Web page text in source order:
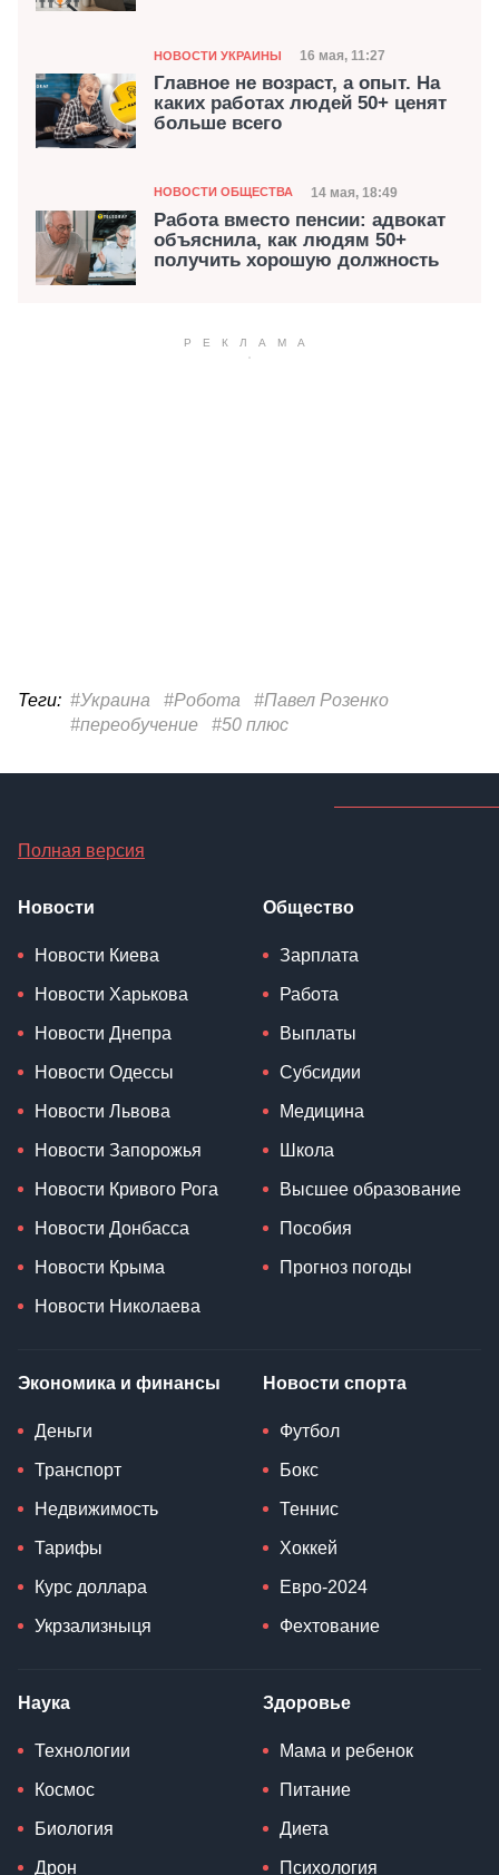
Категория
НОВОСТИ УКРАИНЫ Дата публикации
16 мая, 11:27
Главное не возраст, а опыт. На
каких работах людей 50+ ценят
больше всего
Категория
НОВОСТИ ОБЩЕСТВА Дата публикации
14 мая, 18:49
Работа вместо пенсии: адвокат
объяснила, как людям 50+
получить хорошую должность
Теги: #Украина #Робота
#Павел Розенко
#переобучение
#50 плюс
Полная версия
Новости
Новости Киева
Новости Харькова
Новости Днепра
Новости Одессы
Новости Львова
Новости Запорожья
Новости Кривого Рога
Новости Донбасса
Новости Крыма
Новости Николаева
Общество
Зарплата
Работа
Выплаты
Субсидии
Медицина
Школа
Высшее образование
Пособия
Прогноз погоды
Экономика и финансы
Деньги
Транспорт
Недвижимость
Тарифы
Курс доллара
Укрзализныця
Новости спорта
Футбол
Бокс
Теннис
Хоккей
Евро-2024
Фехтование
Наука
Технологии
Космос
Биология
Дрон
Здоровье
Мама и ребенок
Питание
Диета
Психология